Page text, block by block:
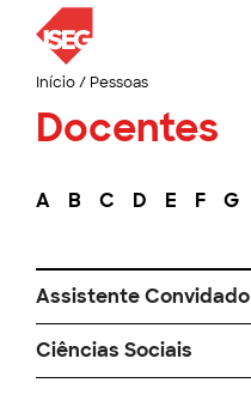
Início/ Pessoas
Docentes
A B C D E F G
Assistente Convidado
Ciências Sociais